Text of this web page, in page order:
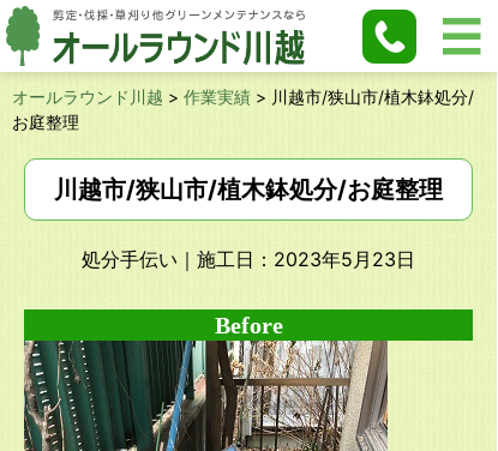
オールラウンド川越 > 作業実績 > 川越市/狭山市/植木鉢処分/
お庭整理
川越市/狭山市/植木鉢処分/お庭整理
処分手伝い ｜施工日：2023年5月23日
Before